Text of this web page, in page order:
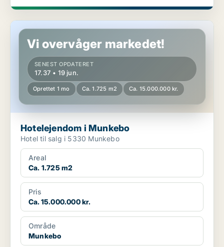
Hotelejendom i Munkebo
Vi overvåger markedet!
SENEST OPDATERET
17.37 • 19 jun.
Oprettet 1 mo Ca. 1.725 m2 Ca. 15.000.000 kr.
Hotelejendom i Munkebo
Hotel til salg i 5330 Munkebo
Areal
Ca. 1.725 m2
Pris
Ca. 15.000.000 kr.
Område
Munkebo